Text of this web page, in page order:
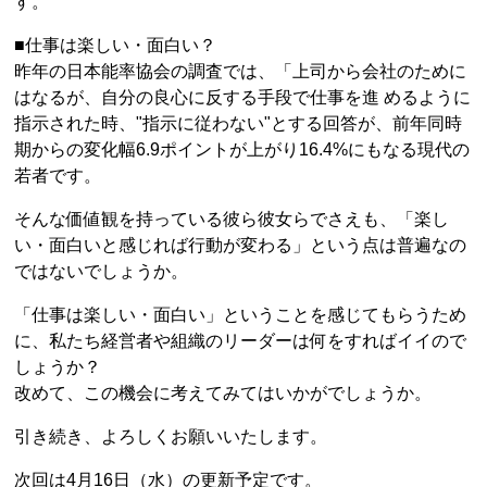
■仕事は楽しい・面白い？
昨年の日本能率協会の調査では、「上司から会社のために
はなるが、自分の良心に反する手段で仕事を進 めるように
指示された時、"指示に従わない"とする回答が、前年同時
期からの変化幅6.9ポイントが上がり16.4%にもなる現代の
若者です。
そんな価値観を持っている彼ら彼女らでさえも、「楽し
い・面白いと感じれば行動が変わる」という点は普遍なの
ではないでしょうか。
「仕事は楽しい・面白い」ということを感じてもらうため
に、私たち経営者や組織のリーダーは何をすればイイので
しょうか？
改めて、この機会に考えてみてはいかがでしょうか。
引き続き、よろしくお願いいたします。
次回は4月16日（水）の更新予定です。